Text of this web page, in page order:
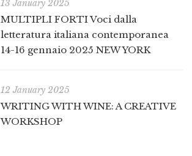
13 January 2025
MULTIPLI FORTI Voci dalla
letteratura italiana contemporanea
14-16 gennaio 2025 NEW YORK
12 January 2025
WRITING WITH WINE: A CREATIVE
WORKSHOP